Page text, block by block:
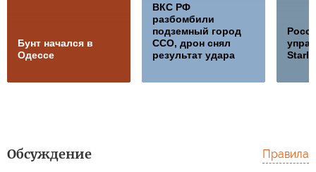
Бунт начался в
Одессе
ВКС РФ
разбомбили
подземный город
ССО, дрон снял
результат удара
Обсуждение Правила